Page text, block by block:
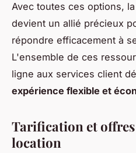
Avec toutes ces options,
devient un allié précieux
répondre efficacement à
L'ensemble de ces
ligne aux services client
expérience flexible et
Tarification et offres
location